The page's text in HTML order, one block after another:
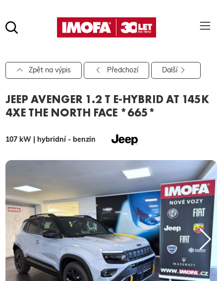
hledat
Pro vyhledávání zadejte alespoň 3 znaky.
Zpět na výpis Předchozí Další
JEEP AVENGER 1.2 T E-HYBRID AT 145K
4XE THE NORTH FACE *665*
107 kW | hybridní - benzin